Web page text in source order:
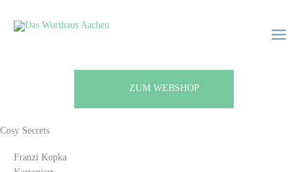
Inhalt
Menu
ZUM WEBSHOP
Cosy Secrets
Franzi Kopka
Menu